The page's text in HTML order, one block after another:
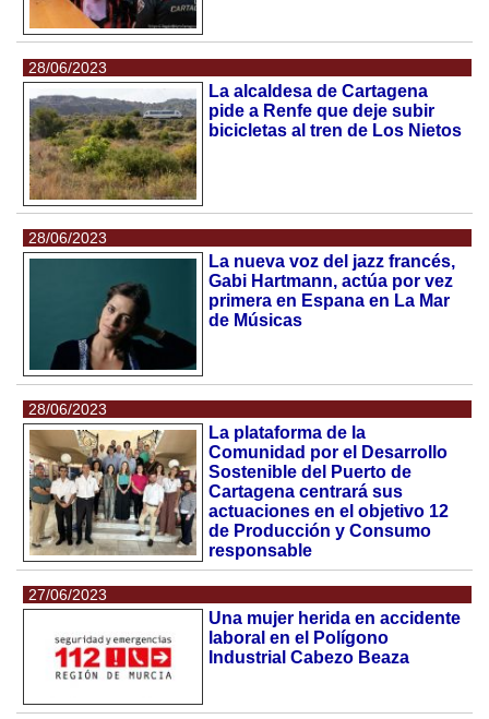
28/06/2023
La alcaldesa de Cartagena
pide a Renfe que deje subir
bicicletas al tren de Los Nietos
28/06/2023
La nueva voz del jazz francés,
Gabi Hartmann, actúa por vez
primera en Espana en La Mar
de Músicas
28/06/2023
La plataforma de la
Comunidad por el Desarrollo
Sostenible del Puerto de
Cartagena centrará sus
actuaciones en el objetivo 12
de Producción y Consumo
responsable
27/06/2023
Una mujer herida en accidente
laboral en el Polígono
Industrial Cabezo Beaza